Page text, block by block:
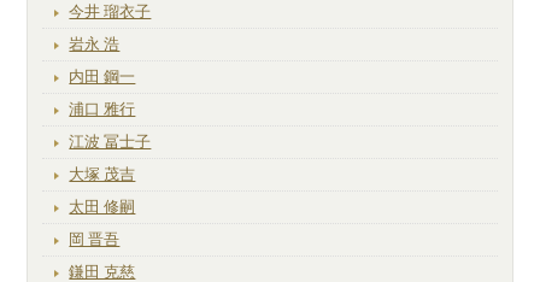
今井 瑠衣子
岩永 浩
内田 鋼一
浦口 雅行
江波 冨士子
大塚 茂吉
太田 修嗣
岡 晋吾
鎌田 克慈